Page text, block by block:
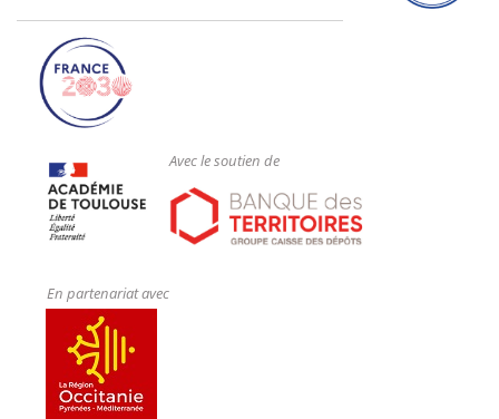
Avec le soutien de
En partenariat avec